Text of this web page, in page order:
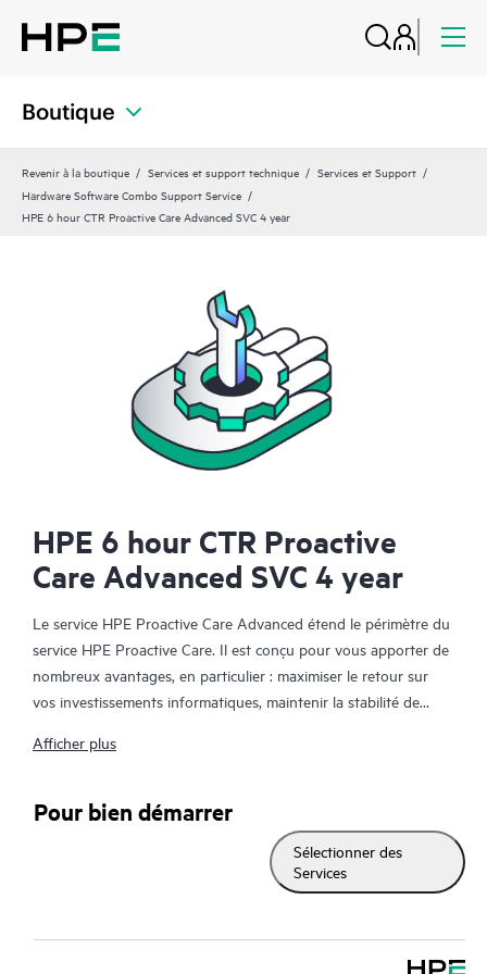
Boutique
Revenir à la boutique Services et support technique
Services et Support
Hardware Software Combo Support Service
HPE 6 hour CTR Proactive Care Advanced SVC 4 year
HPE 6 hour CTR Proactive
Care Advanced SVC 4 year
Le service HPE Proactive Care Advanced étend le périmètre du
service HPE Proactive Care. Il est conçu pour vous apporter de
nombreux avantages, en particulier : maximiser le retour sur
vos investissements informatiques, maintenir la stabilité de
projets informatiques et commerciaux, réduire les coûts
informatique pour lui permettre de se consacrer aux tâches
prioritaires. Votre responsable de compte support HPE (ASM)
formule des recommandations personnalisées sur les plans
technique et opérationnel, et vous fait part des meilleures
technique. HPE Proactive Care Advanced vous aide à gagner
du temps par une surveillance et une analyse en temps réel des
Afficher plus
Pour bien démarrer
Sélectionner des
Services